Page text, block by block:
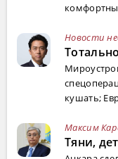
Новости
кушать;
Максим
Тяни,